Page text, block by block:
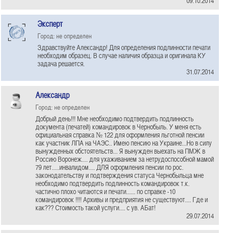
Эксперт
Город: не определен
Здравствуйте Александр! Для определения подлинности печати
необходим образец. В случае наличия образца и оригинала КУ
задача решается.
31.07.2014
Александр
Город: не определен
Добрый день!!! Мне необходимо подтвердить подлинность
документа (печатей) командировок в Чернобыль. У меня есть
официальная справка № 122 для оформления льготной пенсии
как участник ЛПА на ЧАЭС.. Имею пенсию на Украине...Но в силу
вынужденных обстоятельств... Я вынужден выехать на ПМЖ в
Россию Воронеж.... для ухаживанием за нетрудоспособной мамой
79 лет.....инвалидом.... ДЛЯ оформления пенсии по рос.
законодательству и подтверждения статуса Чернобыльца мне
необходимо подтвердить подлинность командировок т.к.
частично плохо читаются и печати...... по справке -10
командировок !!!! Архивы и предприятия не существуют.... Где и
как??? Стоимость такой услуги.... с ув. АБат!
29.07.2014